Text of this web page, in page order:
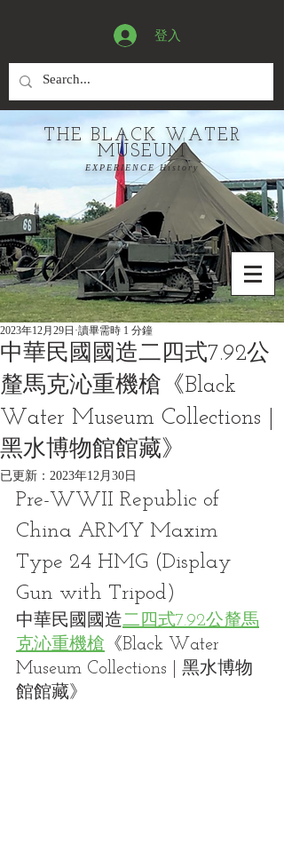
登入
THE BLACK WATER
MUSEUM
EXPERIENCE History
中華民國國造二四式7.92公
釐馬克沁重機槍《Black
Water Museum Collections |
黑水博物館館藏》
2023年12月29日 讀畢需時 1 分鐘
已更新： 2023年12月30日
Pre-WWII Republic of
China ARMY Maxim
Type 24 HMG (Display
Gun with Tripod)
中華民國國造二四式7.92公釐馬
克沁重機槍 《Black Water
Museum Collections | 黑水博物
館館藏》